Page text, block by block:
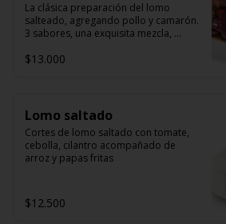
La clásica preparación del lomo
salteado, agregando pollo y camarón.
3 sabores, una exquisita mezcla,
$13.000
Lomo saltado
Cortes de lomo saltado con tomate,
cebolla, cilantro acompañado de
arroz y papas fritas
$12.500